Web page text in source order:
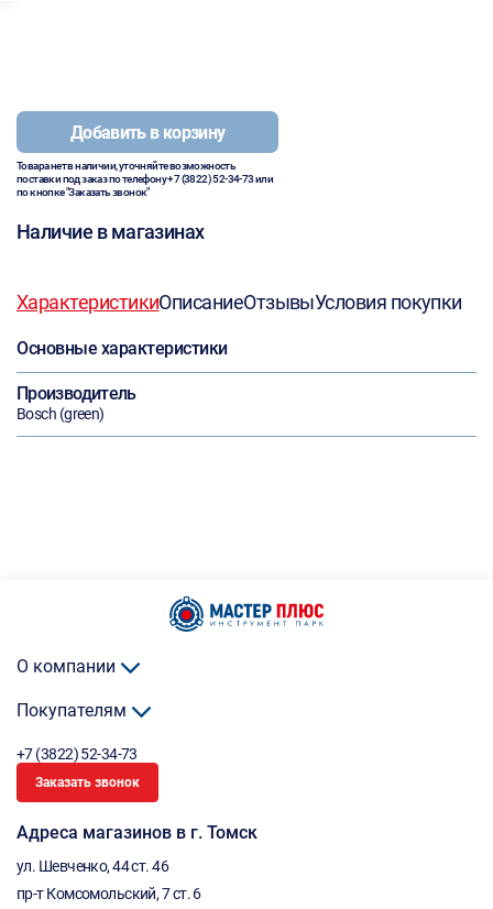
Добавить в корзину
Товара нет в наличии, уточняйте возможность
поставки под заказ по телефону+7 (3822) 52-34-73или
по кнопке "Заказать звонок"
Наличие в магазинах
ХарактеристикиОписаниеОтзывыУсловия покупки
Основные характеристики
Производитель
Bosch (green)
О компании
Покупателям
+7 (3822) 52-34-73
Заказать звонок
Адреса магазинов в г. Томск
ул. Шевченко, 44 ст. 46
пр-т Комсомольский, 7 ст. 6